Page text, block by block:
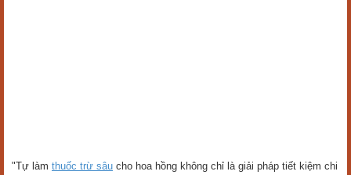
"Tự làm thuốc trừ sâu cho hoa hồng không chỉ là giải pháp tiết kiệm chi